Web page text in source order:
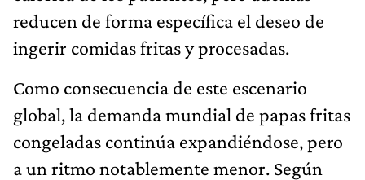
reducen de forma específica el deseo de
ingerir comidas fritas y procesadas.
Como consecuencia de este escenario
global, la demanda mundial de papas fritas
congeladas continúa expandiéndose, pero
a un ritmo notablemente menor. Según